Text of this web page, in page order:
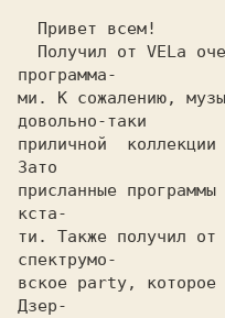
пpогpамма-
ми. К сожалению,
довольно-таки
пpиличной
Зато
пpисланные
кста-
ти. Также получил от
спектpумо-
вское party, котоpое
Дзеp-